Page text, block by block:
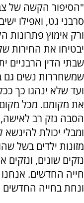
"הסיפור הקשה של
סרבני גט, ואפילו
ורק אימוץ פתרונות
יבטיחו את החירות
שבתי הדין הרבניים
שמשחררות נשים גם
ועד שלא ינהגו כך
את מקומם. מכל
הסבה נזק רב לאישה,
ומבלי יכולת
מזונות ילדים בשל
נזקים שונים,
חייה החדשים.
ונחת בחייה החדשים